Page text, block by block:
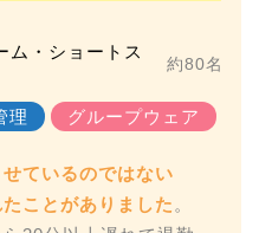
ム・ショートス
約80名
せているのではない
ことがありました 。